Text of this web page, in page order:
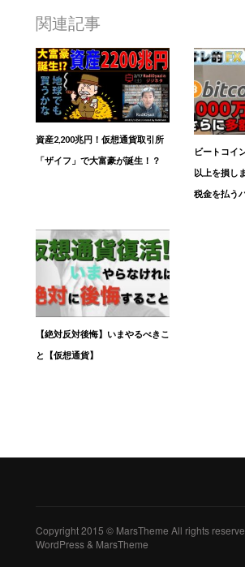
関連記事
資産2,200兆円！仮想通貨取引所
「ザイフ」で大富豪が誕生！？
ビートコイ
以上を損し
税金を払う
【絶対反対後悔】いまやるべきこ
と【仮想通貨】
Copyright 2015 © MarsTheme All rights
WordPress & MarsTheme